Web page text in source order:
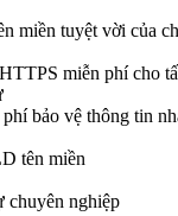
miền tuyệt vời của
miễn phí cho
bảo vệ thông tin
tên miền
chuyên nghiệp